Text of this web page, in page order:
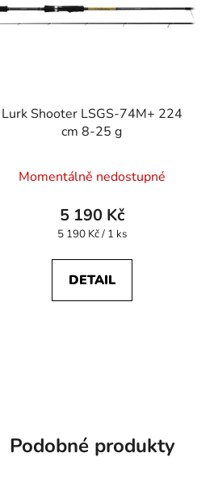
Lurk Shooter LSGS-74M+ 224
cm 8-25 g
Momentálně nedostupné
5 190 Kč
Měrná
5 190 Kč / 1 ks
DETAIL
Podobné produkty